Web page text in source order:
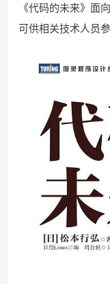
《代码的未来》面
可供相关技术人员参